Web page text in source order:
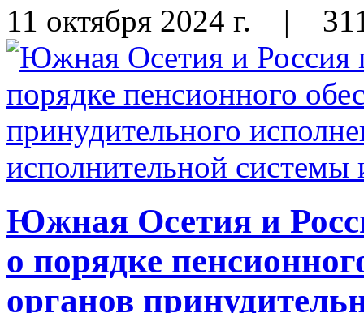
11 октября 2024 г. |
Южная Осетия и
о порядке
органов